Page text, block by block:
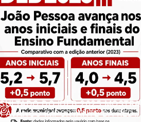
DO IDEB 2025 MOSTRA
AVANÇO IMPORTANTE DA REDE